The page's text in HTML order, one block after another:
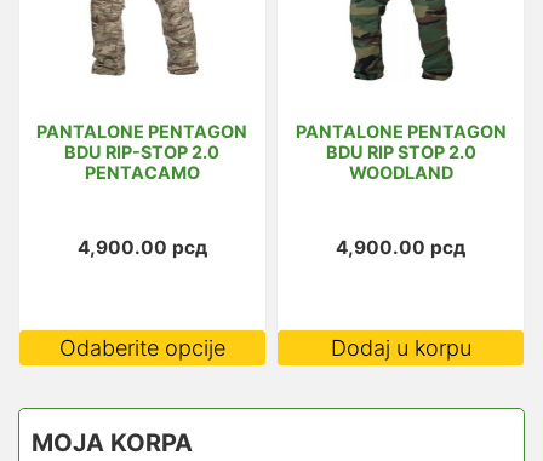
PANTALONE PENTAGON
BDU RIP-STOP 2.0
PENTACAMO
4,900.00 рсд
Odaberite opcije
proizvod
PANTALONE PENTAGON
BDU RIP STOP 2.0
WOODLAND
4,900.00 рсд
Dodaj u korpu
MOJA KORPA